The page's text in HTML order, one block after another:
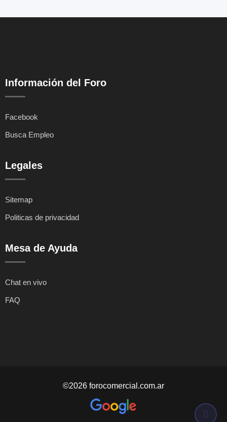
Información del Foro
Facebook
Busca Empleo
Legales
Sitemap
Politicas de privacidad
Mesa de Ayuda
Chat en vivo
FAQ
©2026 forocomercial.com.ar